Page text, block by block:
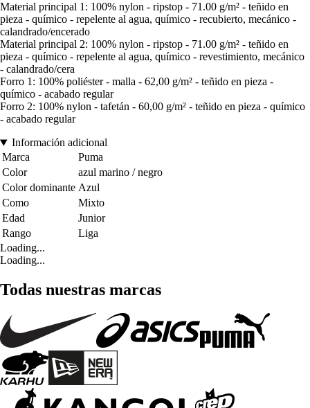
Material principal 1: 100% nylon - ripstop - 71.00 g/m² - teñido en
pieza - químico - repelente al agua, químico - recubierto, mecánico -
calandrado/encerado
Material principal 2: 100% nylon - ripstop - 71.00 g/m² - teñido en
pieza - químico - repelente al agua, químico - revestimiento, mecánico
- calandrado/cera
Forro 1: 100% poliéster - malla - 62,00 g/m² - teñido en pieza -
químico - acabado regular
Forro 2: 100% nylon - tafetán - 60,00 g/m² - teñido en pieza - químico
- acabado regular
Información adicional
Marca
Puma
Color
azul marino / negro
Color dominante Azul
Como
Mixto
Edad
Junior
Rango
Liga
Loading...
Loading...
Todas nuestras marcas